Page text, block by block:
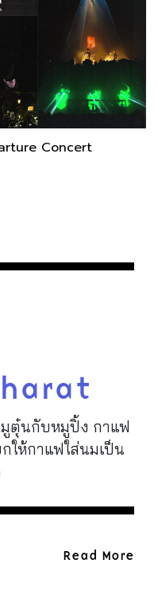
Concert
ตุ๋นกับหมูปิ้ง กาแฟ
ให้กาแฟใส่นมเป็น
Read More